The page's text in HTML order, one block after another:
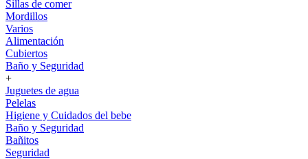
Sillas de comer
Mordillos
Varios
Alimentación
Cubiertos
Baño y Seguridad
+
Juguetes de agua
Pelelas
Higiene y Cuidados del bebe
Baño y Seguridad
Bañitos
Seguridad